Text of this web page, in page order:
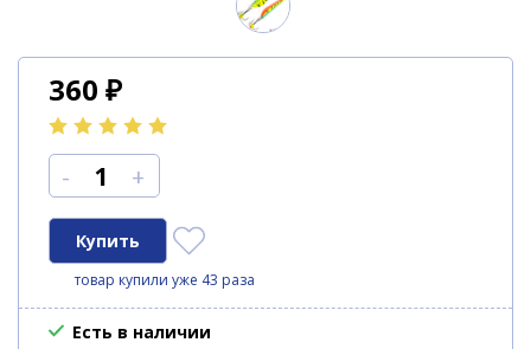
360 ₽
- +
товар купили уже 43 раза
Есть в наличии